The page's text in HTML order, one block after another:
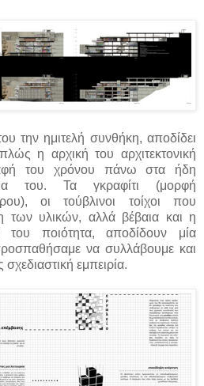
την ημιτελή συνθήκη, αποδίδει
η αρχική του αρχιτεκτονική
του χρόνου πάνω στα ήδη
του. Τα γκραφίτι (μορφή
οι τούβλινοι τοίχοι που
των υλικών, αλλά βέβαια και η
του ποιότητα, αποδίδουν μία
να συλλάβουμε και
εμπειρία.